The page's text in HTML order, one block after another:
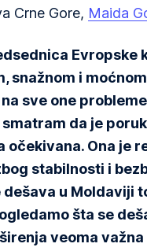
Crne Gore, Maida
Evropske
snažnom i
sve one
da je
Ona je
stabilnosti i
dešava u Moldaviji
šta se
veoma važna